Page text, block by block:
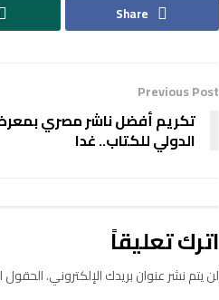
Share
Previous Post
تكريم أفضل ناشر مصري
الدولي للكتاب.. غدا
اترك تعليقاً
لن يتم نشر عنوان بريدك الإلكتروني.الحقول